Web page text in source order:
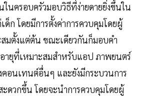
นครอบครัวมอบวิธีที่ง่ายดายยิ่งขึ้นใน
ก โดยมีการตั้งค่าการควบคุมโดยผู้
สมตั้งแต่ต้น ขณะเดียวกันก็มอบคำ
ายุที่เหมาะสมสำหรับแอป ภาพยนตร์
คอนเทนต์อื่นๆ และยังมีกระบวนการ
ดวกขึ้น โดยจะนำการควบคุมโดยผู้